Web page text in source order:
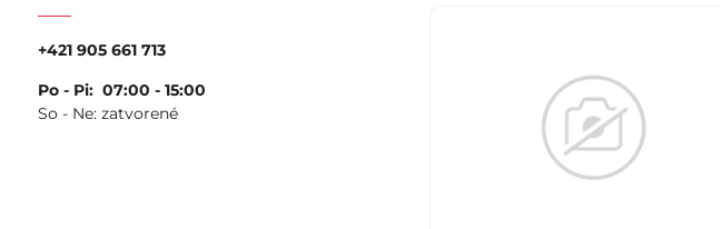
+421 905 661 713
Po - Pi: 07:00 - 15:00
So - Ne: zatvorené